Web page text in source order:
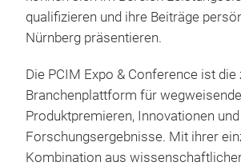
qualifizieren und ihre Beiträge
Nürnberg präsentieren.
Die PCIM Expo & Conference ist die
Branchenplattform für wegweisende
Produktpremieren, Innovationen
Forschungsergebnisse. Mit ihrer
Kombination aus